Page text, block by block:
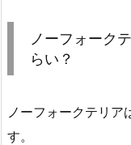
ノーフォーク
らい？
ノーフォークテリ
す。